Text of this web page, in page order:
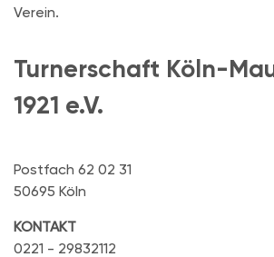
Verein.
Turnerschaft Köln-
1921 e.V.
Postfach 62 02 31
50695 Köln
KONTAKT
0221 - 29832112